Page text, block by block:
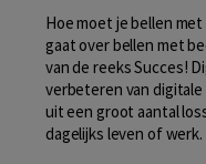
Hoe moet je bellen
gaat over bellen met
van de reeks Succes!
verbeteren van
uit een groot aantal
dagelijks leven of werk.